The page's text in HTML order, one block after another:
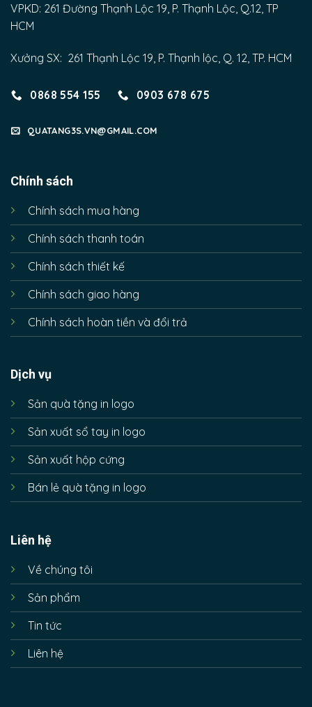
VPKD: 261 Đường Thạnh Lộc 19, P. Thạnh Lộc, Q.12, TP
HCM
Xưởng SX: 261 Thạnh Lộc 19, P. Thạnh lộc, Q. 12, TP. HCM
0868 554 155 0903 678 675
QUATANG3S.VN@GMAIL.COM
Chính sách
Chính sách mua hàng
Chính sách thanh toán
Chính sách thiết kế
Chính sách giao hàng
Chính sách hoàn tiền và đổi trả
Dịch vụ
Sản quà tặng in logo
Sản xuất sổ tay in logo
Sản xuất hộp cứng
Bán lẻ quà tặng in logo
Liên hệ
Về chúng tôi
Sản phẩm
Tin tức
Liên hệ